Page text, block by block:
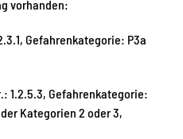
vorhanden:
Gefahrenkategorie: P3a
1.2.5.3, Gefahrenkategorie:
Kategorien 2 oder 3,